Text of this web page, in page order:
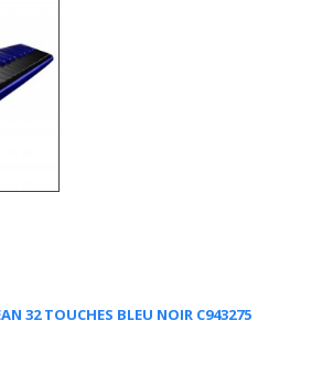
32 TOUCHES BLEU NOIR C943275